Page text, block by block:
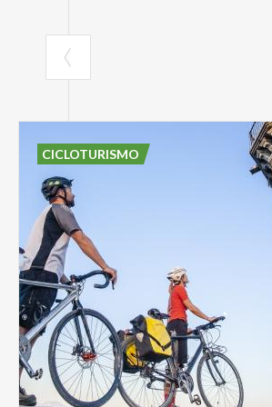
CICLOTURISMO